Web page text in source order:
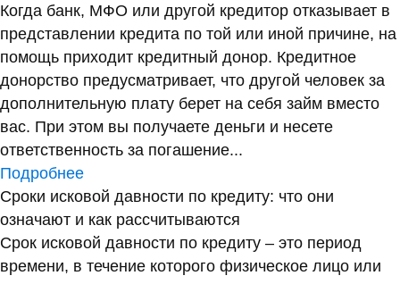
Когда банк, МФО или другой кредитор отказывает в
представлении кредита по той или иной причине, на
помощь приходит кредитный донор. Кредитное
донорство предусматривает, что другой человек за
дополнительную плату берет на себя займ вместо
вас. При этом вы получаете деньги и несете
ответственность за погашение...
Подробнее
Сроки исковой давности по кредиту: что они
означают и как рассчитываются
Срок исковой давности по кредиту – это период
времени, в течение которого физическое лицо или